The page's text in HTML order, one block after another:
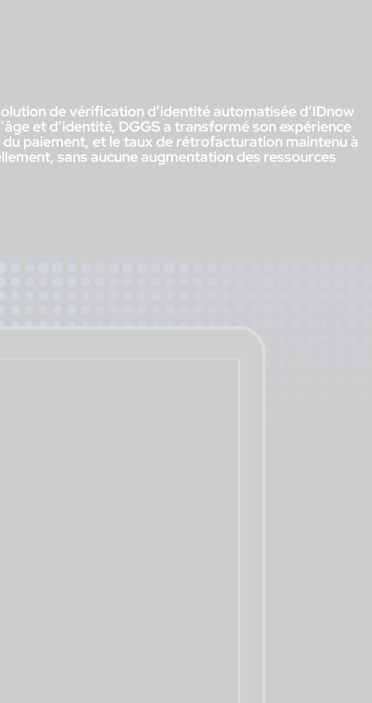
de vérification d’identité automatisée d’IDnow
et d’identité, DGGS a transformé son expérience
paiement, et le taux de rétrofacturation maintenu à
sans aucune augmentation des ressources